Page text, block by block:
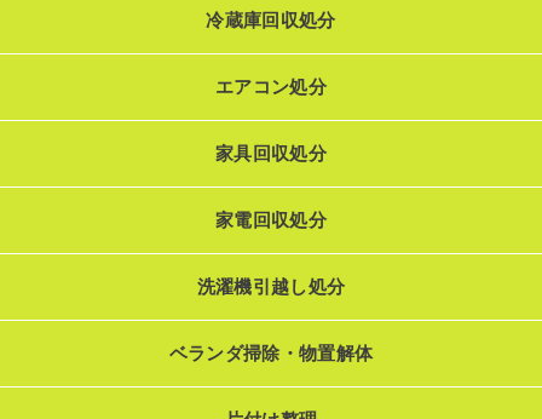
冷蔵庫回収処分
エアコン処分
家具回収処分
家電回収処分
洗濯機引越し処分
ベランダ掃除・物置解体